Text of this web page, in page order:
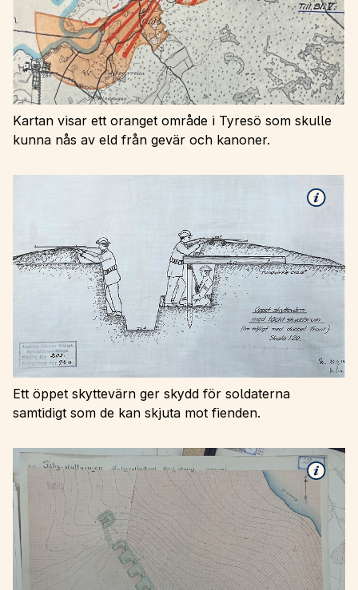
Kartan visar ett oranget område i Tyresö som skulle
kunna nås av eld från gevär och kanoner.
Ett öppet skyttevärn ger skydd för soldaterna
samtidigt som de kan skjuta mot fienden.